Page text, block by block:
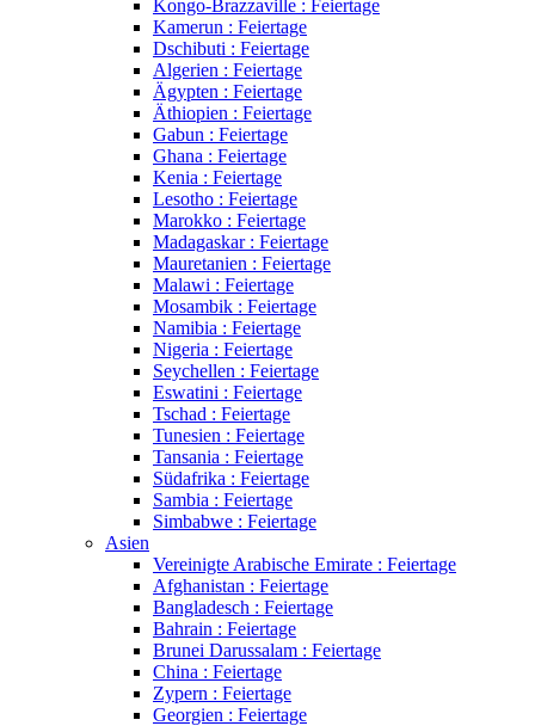
Kongo-Brazzaville : Feiertage
Kamerun : Feiertage
Dschibuti : Feiertage
Algerien : Feiertage
Ägypten : Feiertage
Äthiopien : Feiertage
Gabun : Feiertage
Ghana : Feiertage
Kenia : Feiertage
Lesotho : Feiertage
Marokko : Feiertage
Madagaskar : Feiertage
Mauretanien : Feiertage
Malawi : Feiertage
Mosambik : Feiertage
Namibia : Feiertage
Nigeria : Feiertage
Seychellen : Feiertage
Eswatini : Feiertage
Tschad : Feiertage
Tunesien : Feiertage
Tansania : Feiertage
Südafrika : Feiertage
Sambia : Feiertage
Simbabwe : Feiertage
Asien
Vereinigte Arabische Emirate : Feiertage
Afghanistan : Feiertage
Bangladesch : Feiertage
Bahrain : Feiertage
Brunei Darussalam : Feiertage
China : Feiertage
Zypern : Feiertage
Georgien : Feiertage